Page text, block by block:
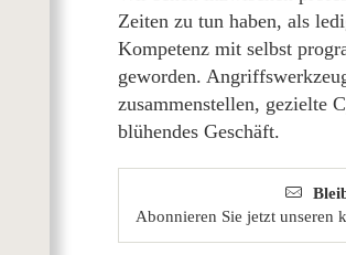
Zeiten zu tun haben, als
Kompetenz mit selbst
geworden.
zusammenstellen, gezielte
blühendes Geschäft.
Abonnieren Sie jetzt unseren